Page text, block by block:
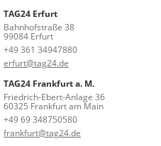
TAG24 Erfurt
Bahnhofstraße 38
99084 Erfurt
+49 361 34947880
erfurt@tag24.de
TAG24 Frankfurt a. M.
Friedrich-Ebert-Anlage 36
60325 Frankfurt am Main
+49 69 348750580
frankfurt@tag24.de